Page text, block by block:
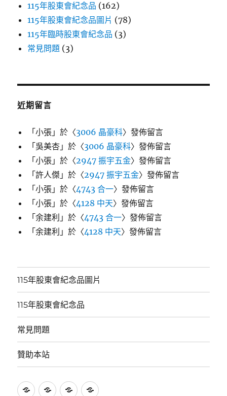
115年股東會紀念品 (162)
115年股東會紀念品圖片 (78)
115年臨時股東會紀念品 (3)
常見問題 (3)
近期留言
「小張 」於〈3006 晶豪科〉發佈留言
「吳美杏 」於〈3006 晶豪科〉發佈留言
「小張 」於〈2947 振宇五金〉發佈留言
「許人傑 」於〈2947 振宇五金〉發佈留言
「小張 」於〈4743 合一〉發佈留言
「小張 」於〈4128 中天〉發佈留言
「余建利 」於〈4743 合一〉發佈留言
「余建利 」於〈4128 中天〉發佈留言
115年股東會紀念品圖片
115年股東會紀念品
常見問題
贊助本站
115 115 常 贊